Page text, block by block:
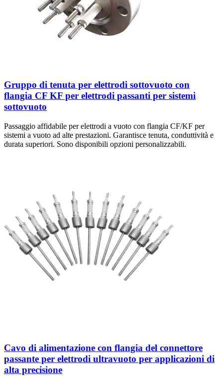
Gruppo di tenuta per elettrodi sottovuoto con
flangia CF KF per elettrodi passanti per sistemi
sottovuoto
Passaggio affidabile per elettrodi a vuoto con flangia CF/KF per
sistemi a vuoto ad alte prestazioni. Garantisce tenuta, conduttività e
durata superiori. Sono disponibili opzioni personalizzabili.
Cavo di alimentazione con flangia del connettore
passante per elettrodi ultravuoto per applicazioni di
alta precisione